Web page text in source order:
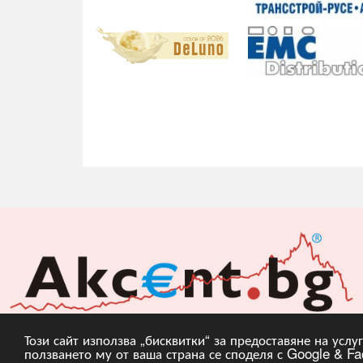
Този сайт използва „бисквитки“ за предоставяне на
ползването му от ваша страна се споделя с Google &